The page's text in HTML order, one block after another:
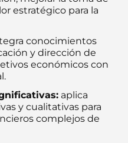
estratégico para la
conocimientos
y dirección de
económicos con
aplica
y cualitativas para
complejos de